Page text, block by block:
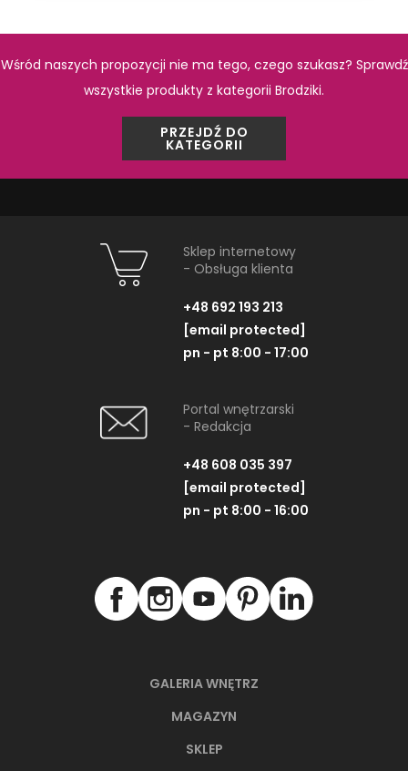
Schedpol Corrina 3.0249
biały
988,90 PLN
Dostępność:na zamówienie
Schedpol
NAJNOWSZE ARTYKUŁY
66-metrowy apartament:
przystań dla nowoczesnej
Wśród naszych propozycji nie ma tego, czego szukasz? Sprawdź
wszystkie produkty z kategorii Brodziki.
PRZEJDŹ DO
KATEGORII
GALERIA WNĘTRZ
MAGAZYN
SKLEP
Sklep internetowy
- Obsługa klienta
+48 692 193 213
[email protected]
pn - pt 8:00 - 17:00
Portal wnętrzarski
- Redakcja
+48 608 035 397
[email protected]
pn - pt 8:00 - 16:00